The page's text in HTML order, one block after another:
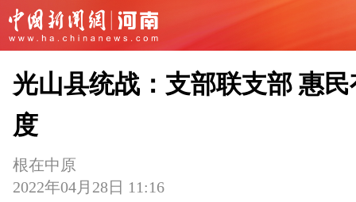
光山县统战：支部联支部 惠
度
根在中原
2022年04月28日 11:16